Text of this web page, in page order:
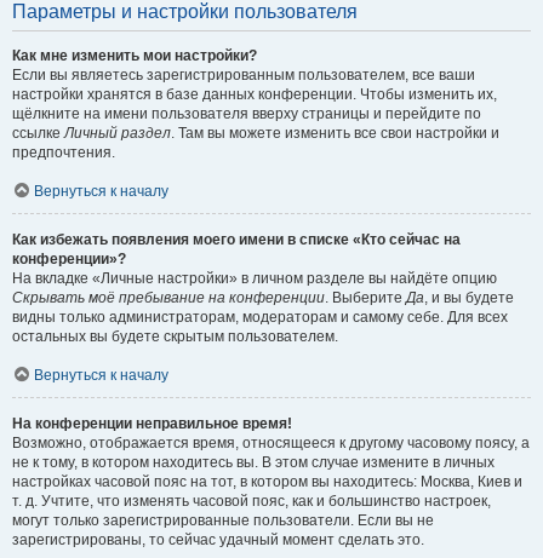
Параметры и настройки пользователя
Как мне изменить мои настройки?
Если вы являетесь зарегистрированным пользователем, все ваши
настройки хранятся в базе данных конференции. Чтобы изменить их,
щёлкните на имени пользователя вверху страницы и перейдите по
ссылкеЛичный раздел. Там вы можете изменить все свои настройки и
предпочтения.
Вернуться к началу
Как избежать появления моего имени в списке «Кто сейчас на
конференции»?
На вкладке «Личные настройки» в личном разделе вы найдёте опцию
Скрывать моё пребывание на конференции. ВыберитеДа, и вы будете
видны только администраторам, модераторам и самому себе. Для всех
остальных вы будете скрытым пользователем.
Вернуться к началу
На конференции неправильное время!
Возможно, отображается время, относящееся к другому часовому поясу, а
не к тому, в котором находитесь вы. В этом случае измените в личных
настройках часовой пояс на тот, в котором вы находитесь: Москва, Киев и
т. д. Учтите, что изменять часовой пояс, как и большинство настроек,
могут только зарегистрированные пользователи. Если вы не
зарегистрированы, то сейчас удачный момент сделать это.